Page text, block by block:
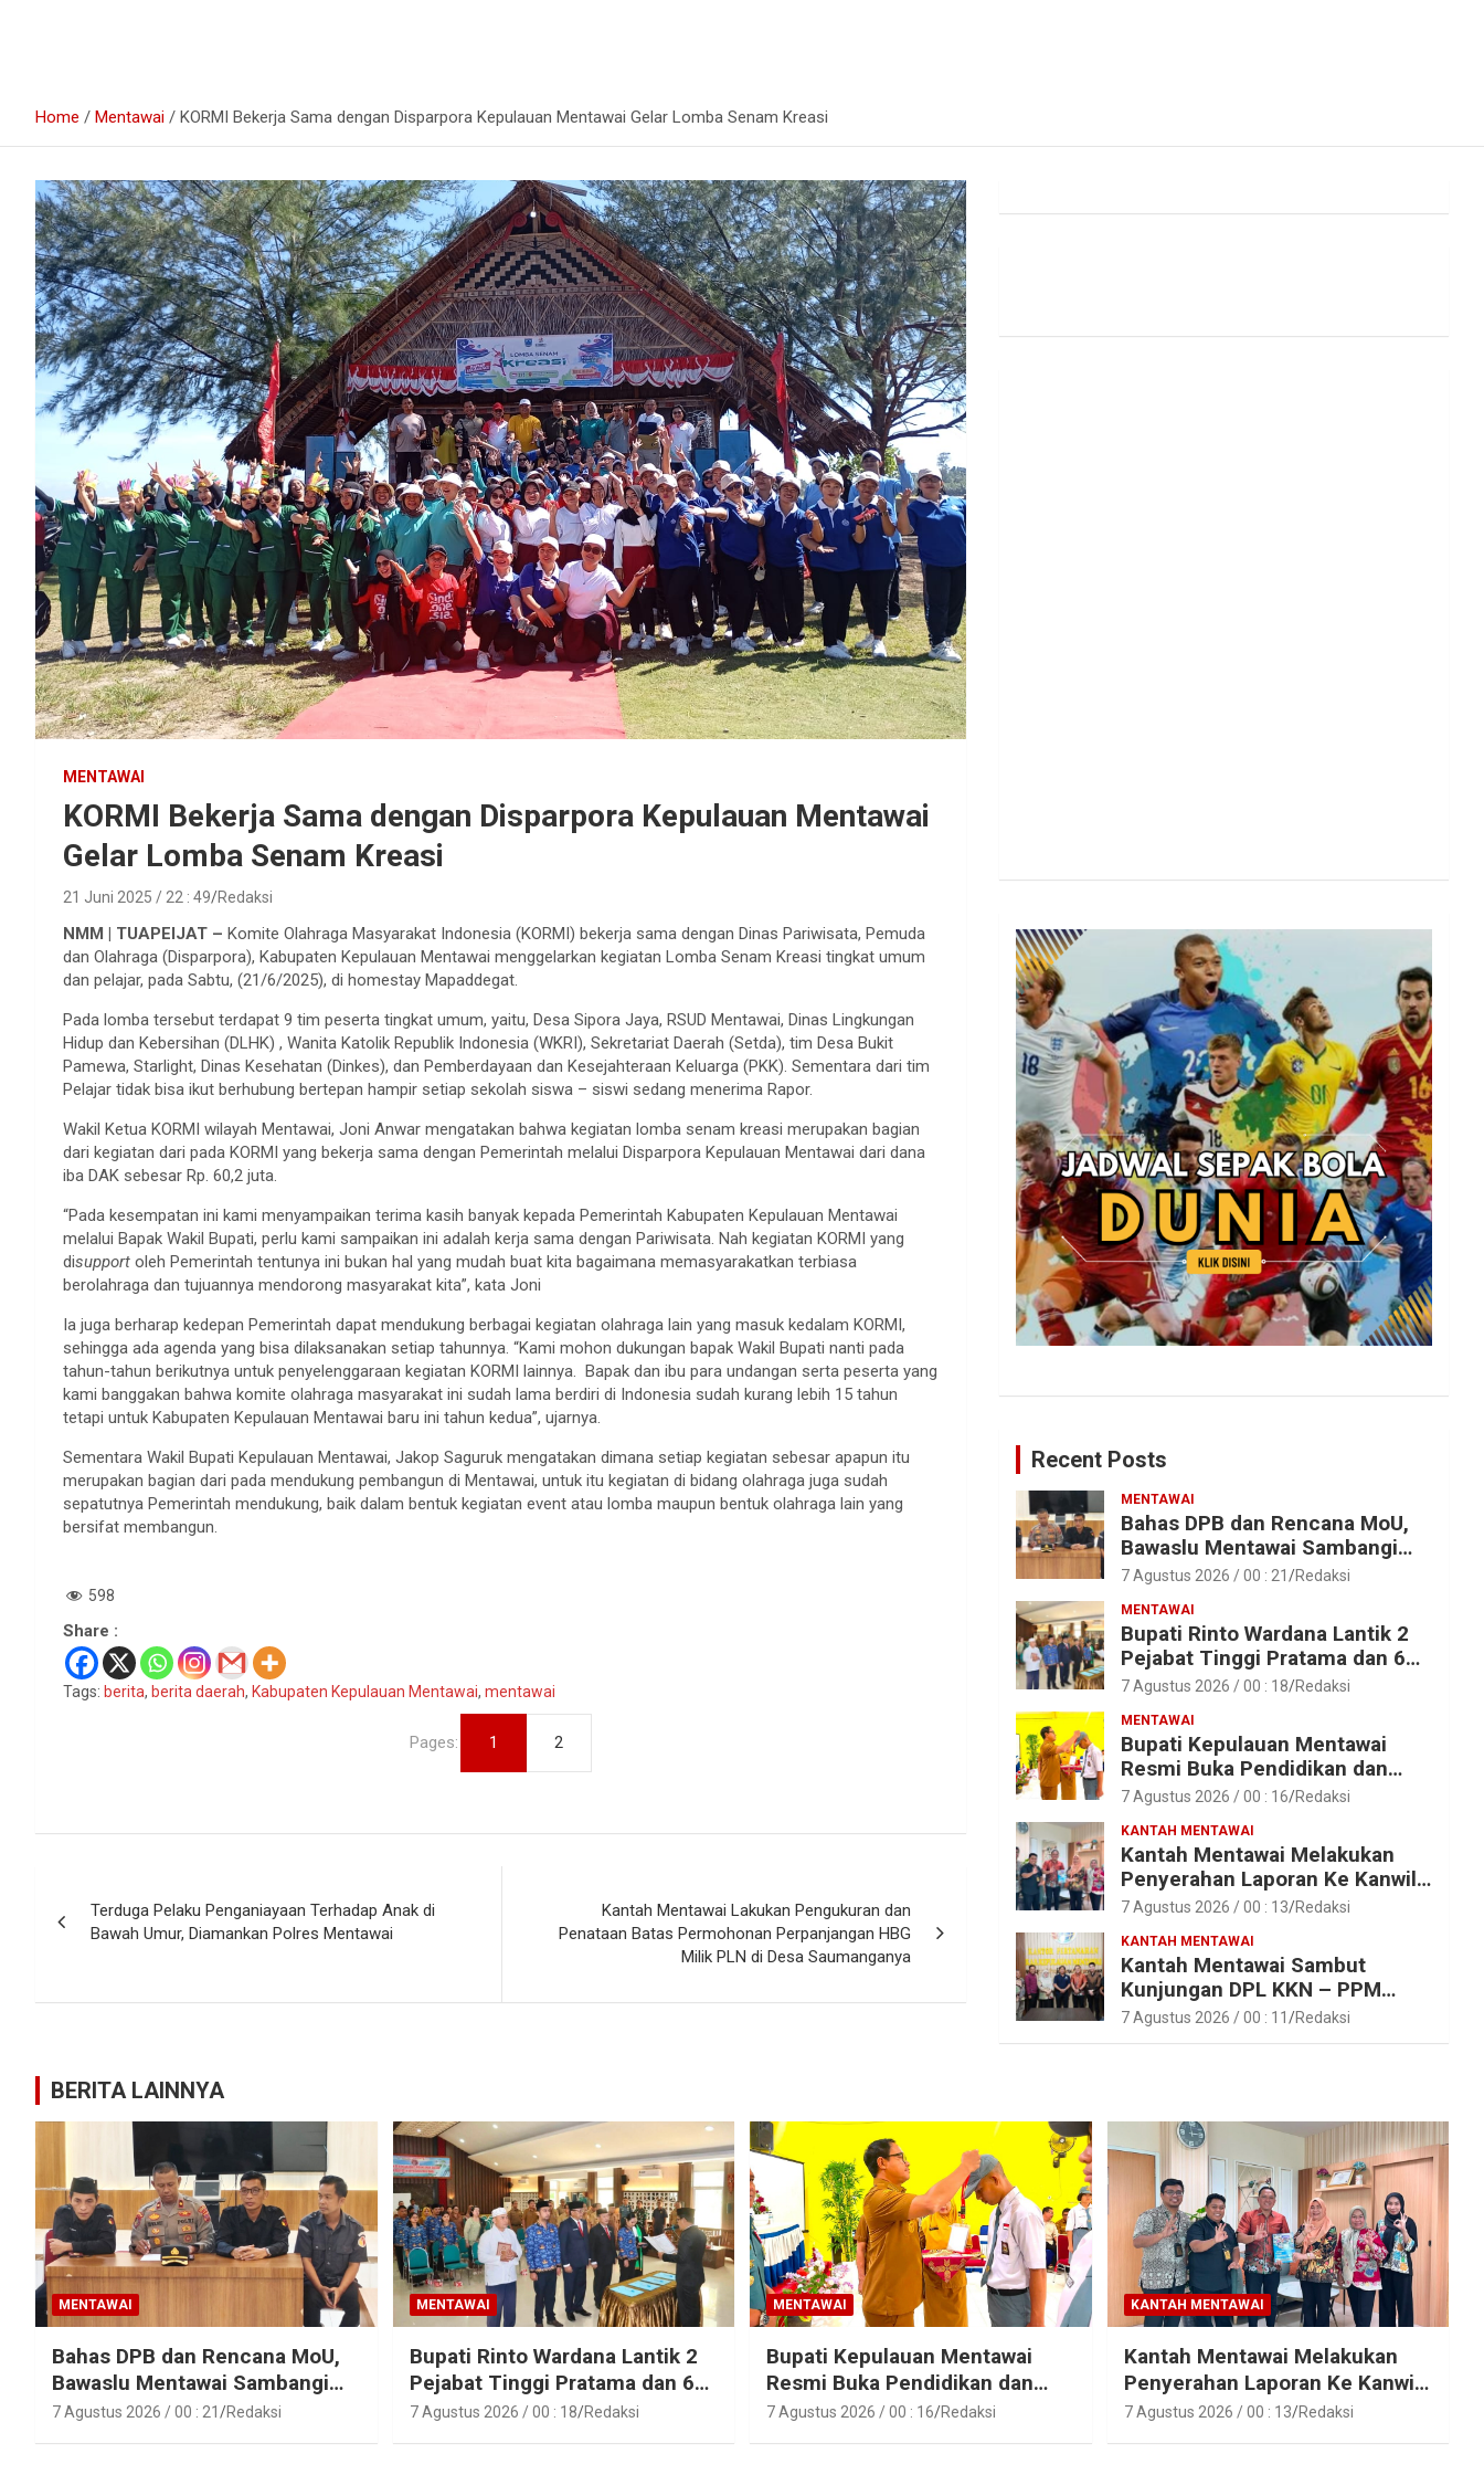
Home Mentawai KORMI Bekerja Sama dengan Disparpora Kepulauan Mentawai Gelar Lomba Senam Kreasi
MENTAWAI
KORMI Bekerja Sama dengan Disparpora Kepulauan Mentawai
Gelar Lomba Senam Kreasi
21 Juni 2025 / 22 : 49 Redaksi
NMM | TUAPEIJAT – Komite Olahraga Masyarakat Indonesia (KORMI) bekerja sama dengan Dinas Pariwisata, Pemuda
dan Olahraga (Disparpora), Kabupaten Kepulauan Mentawai menggelarkan kegiatan Lomba Senam Kreasi tingkat umum
dan pelajar, pada Sabtu, (21/6/2025), di homestay Mapaddegat.
Pada lomba tersebut terdapat 9 tim peserta tingkat umum, yaitu, Desa Sipora Jaya, RSUD Mentawai, Dinas Lingkungan
Hidup dan Kebersihan (DLHK) , Wanita Katolik Republik Indonesia (WKRI), Sekretariat Daerah (Setda), tim Desa Bukit
Pamewa, Starlight, Dinas Kesehatan (Dinkes), dan Pemberdayaan dan Kesejahteraan Keluarga (PKK). Sementara dari tim
Pelajar tidak bisa ikut berhubung bertepan hampir setiap sekolah siswa – siswi sedang menerima Rapor.
Wakil Ketua KORMI wilayah Mentawai, Joni Anwar mengatakan bahwa kegiatan lomba senam kreasi merupakan bagian
dari kegiatan dari pada KORMI yang bekerja sama dengan Pemerintah melalui Disparpora Kepulauan Mentawai dari dana
iba DAK sebesar Rp. 60,2 juta.
“Pada kesempatan ini kami menyampaikan terima kasih banyak kepada Pemerintah Kabupaten Kepulauan Mentawai
melalui Bapak Wakil Bupati, perlu kami sampaikan ini adalah kerja sama dengan Pariwisata. Nah kegiatan KORMI yang
disupport oleh Pemerintah tentunya ini bukan hal yang mudah buat kita bagaimana memasyarakatkan terbiasa
berolahraga dan tujuannya mendorong masyarakat kita”, kata Joni
Ia juga berharap kedepan Pemerintah dapat mendukung berbagai kegiatan olahraga lain yang masuk kedalam KORMI,
sehingga ada agenda yang bisa dilaksanakan setiap tahunnya. “Kami mohon dukungan bapak Wakil Bupati nanti pada
tahun-tahun berikutnya untuk penyelenggaraan kegiatan KORMI lainnya. Bapak dan ibu para undangan serta peserta yang
kami banggakan bahwa komite olahraga masyarakat ini sudah lama berdiri di Indonesia sudah kurang lebih 15 tahun
tetapi untuk Kabupaten Kepulauan Mentawai baru ini tahun kedua”, ujarnya.
Sementara Wakil Bupati Kepulauan Mentawai, Jakop Saguruk mengatakan dimana setiap kegiatan sebesar apapun itu
merupakan bagian dari pada mendukung pembangun di Mentawai, untuk itu kegiatan di bidang olahraga juga sudah
sepatutnya Pemerintah mendukung, baik dalam bentuk kegiatan event atau lomba maupun bentuk olahraga lain yang
bersifat membangun.
598
Share :
Tags: berita, berita daerah, Kabupaten Kepulauan Mentawai, mentawai
Pages: 1 2
pos
Terduga Pelaku Penganiayaan Terhadap Anak di
Bawah Umur, Diamankan Polres Mentawai
Kantah Mentawai Lakukan Pengukuran dan
Penataan Batas Permohonan Perpanjangan HBG
Milik PLN di Desa Saumanganya
Recent Posts
MENTAWAI
Bahas DPB dan Rencana MoU,
Bawaslu Mentawai Sambangi
Polres Mentawai
7 Agustus 2026 / 00 : 21 Redaksi
MENTAWAI
Bupati Rinto Wardana Lantik 2
Pejabat Tinggi Pratama dan 6
Pejabat Fungsional di
Mentawai
7 Agustus 2026 / 00 : 18 Redaksi
MENTAWAI
Bupati Kepulauan Mentawai
Resmi Buka Pendidikan dan
Pelatihan Calon Paskibraka
7 Agustus 2026 / 00 : 16 Redaksi
KANTAH MENTAWAI
Kantah Mentawai Melakukan
Penyerahan Laporan Ke Kanwil
Kemen ATR/BPN RI Sumbar
7 Agustus 2026 / 00 : 13 Redaksi
KANTAH MENTAWAI
Kantah Mentawai Sambut
Kunjungan DPL KKN – PPM
Unand
7 Agustus 2026 / 00 : 11 Redaksi
BERITA LAINNYA
MENTAWAI
Bahas DPB dan Rencana MoU,
Bawaslu Mentawai Sambangi
Polres Mentawai
7 Agustus 2026 / 00 : 21 Redaksi
MENTAWAI
Bupati Rinto Wardana Lantik 2
Pejabat Tinggi Pratama dan 6
Pejabat Fungsional di
7 Agustus 2026 / 00 : 18 Redaksi
MENTAWAI
Bupati Kepulauan Mentawai
Resmi Buka Pendidikan dan
Pelatihan Calon Paskibraka
7 Agustus 2026 / 00 : 16 Redaksi
KANTAH MENTAWAI
Kantah Mentawai Melakukan
Penyerahan Laporan Ke Kanwil
Kemen ATR/BPN RI Sumbar
7 Agustus 2026 / 00 : 13 Redaksi